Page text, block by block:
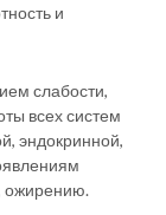
и
слабости,
всех систем
эндокринной,
ожирению.